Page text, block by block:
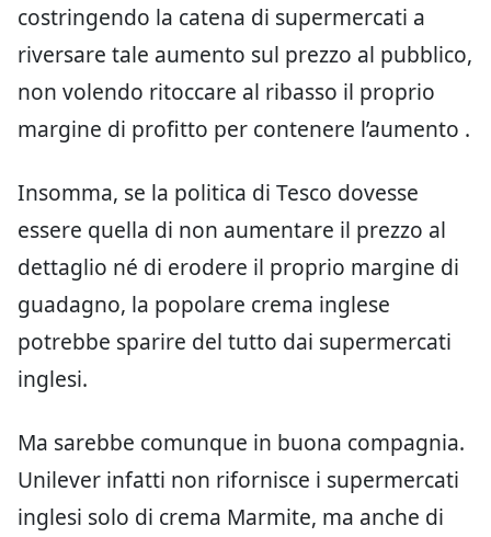
costringendo la catena di supermercati a
riversare tale aumento sul prezzo al pubblico,
non volendo ritoccare al ribasso il proprio
margine di profitto per contenere l’aumento .
Insomma, se la politica di Tesco dovesse
essere quella di non aumentare il prezzo al
dettaglio né di erodere il proprio margine di
guadagno, la popolare crema inglese
potrebbe sparire del tutto dai supermercati
inglesi.
Ma sarebbe comunque in buona compagnia.
Unilever infatti non rifornisce i supermercati
inglesi solo di crema Marmite, ma anche di